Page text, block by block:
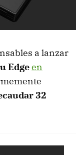
a lanzar
Edgeen
32